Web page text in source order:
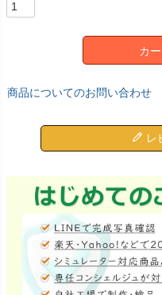
カ
商品についてのお問い合わせ
レ